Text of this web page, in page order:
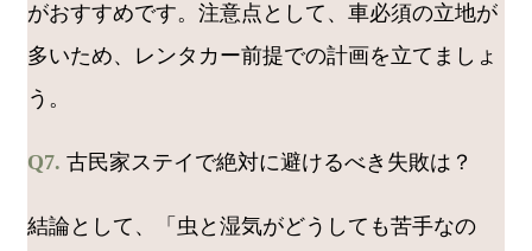
がおすすめです。注意点として、車必須の立地が
多いため、レンタカー前提での計画を立てましょ
う。
Q7. 古民家ステイで絶対に避けるべき失敗は？
結論として、「虫と湿気がどうしても苦手なの